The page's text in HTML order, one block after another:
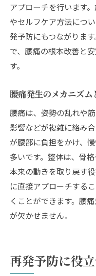
アプローチを行います
やセルフケア方法につ
発予防にもつながりま
で、腰痛の根本改善と
す。
腰痛発生のメカニズム
腰痛は、姿勢の乱れや
影響などが複雑に絡み
が腰部に負担をかけ、
多いです。整体は、骨
本来の動きを取り戻す
に直接アプローチする
くことができます。腰
が欠かせません。
再発予防に役